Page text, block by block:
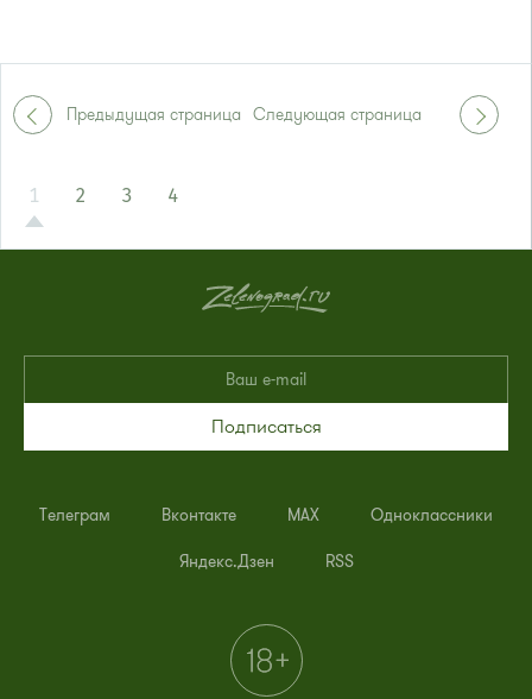
Маршрутка № 419м, 720м, 903
или до остановки
Автобусы № 1, 2, 7.
Предыдущая страница Следующая страница
1 2 3 4
Подписаться
Телеграм Вконтакте MAX Одноклассники
Яндекс.Дзен RSS